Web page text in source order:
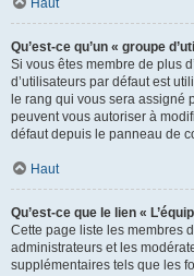
Haut
Qu’est-ce qu’un « groupe
Si vous êtes membre de plus
d’utilisateurs par défaut est
le rang qui vous sera assigné
peuvent vous autoriser à
défaut depuis le panneau de
Haut
Qu’est-ce que le lien «
Cette page liste les membres
administrateurs et les
supplémentaires tels que les